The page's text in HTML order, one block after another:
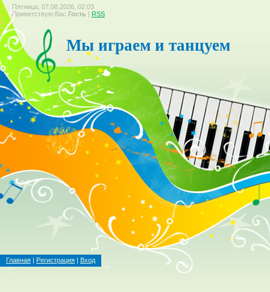
Пятница, 07.08.2026, 02:03
Приветствую Вас Гость | RSS
Мы играем и танцуем
Главная | Регистрация | Вход